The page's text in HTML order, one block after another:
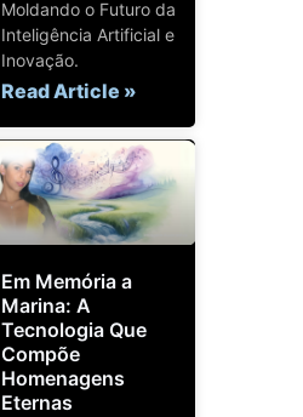
Moldando o Futuro da
Inteligência Artificial e
Inovação.
Read Article »
Em Memória a
Marina: A
Tecnologia Que
Compõe
Homenagens
Eternas